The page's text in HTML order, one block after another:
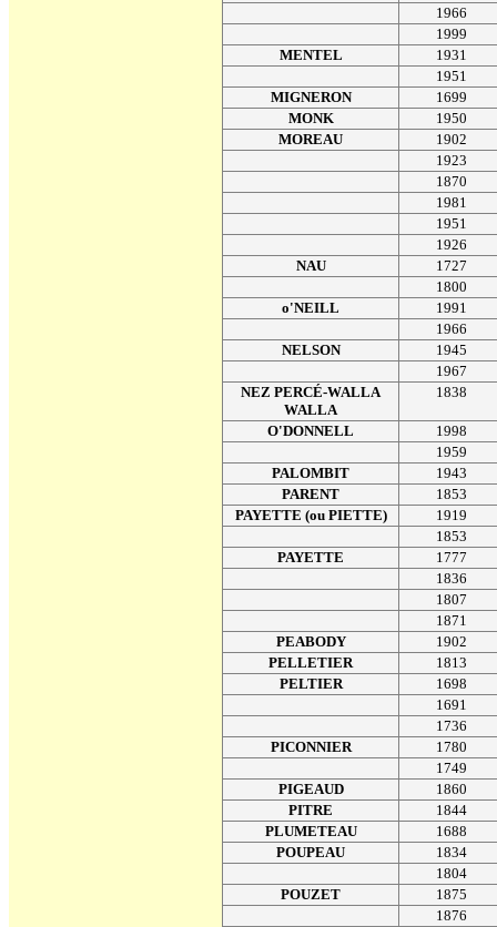
1966
1999
MENTEL
1931
1951
MIGNERON
1699
MONK
1950
MOREAU
1902
1923
1870
1981
1951
1926
NAU
1727
1800
o'NEILL
1991
1966
NELSON
1945
1967
NEZ PERCÉ-WALLA
WALLA
1838
O'DONNELL
1998
1959
PALOMBIT
1943
PARENT
1853
PAYETTE (ou PIETTE)
1919
1853
PAYETTE
1777
1836
1807
1871
PEABODY
1902
PELLETIER
1813
PELTIER
1698
1691
1736
PICONNIER
1780
1749
PIGEAUD
1860
PITRE
1844
PLUMETEAU
1688
POUPEAU
1834
1804
POUZET
1875
1876